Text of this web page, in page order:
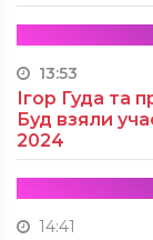
13:53
Ігор Гуда та
Буд взяли
2024
14:41